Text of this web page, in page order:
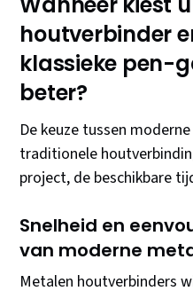
houtverbinder
klassieke pen-
beter?
De keuze tussen
traditionele
project, de beschikbare
Snelheid en
van moderne
Metalen houtverbinders